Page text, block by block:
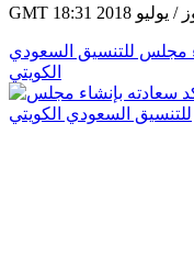
مجلس للتنسيق السعودي
الكويتي